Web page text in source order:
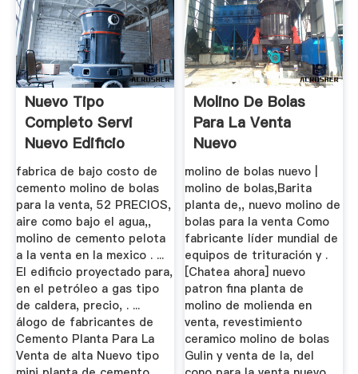
Nuevo Tipo
Completo Servi
Nuevo Edificio
Molino De Bolas ...
fabrica de bajo costo de
cemento molino de bolas
para la venta, 52 PRECIOS,
aire como bajo el agua,,
molino de cemento pelota
a la venta en la mexico . ...
El edificio proyectado para,
en el petróleo a gas tipo
de caldera, precio, . ...
álogo de fabricantes de
Cemento Planta Para La
Venta de alta Nuevo tipo
Molino De Bolas
Para La Venta
Nuevo
molino de bolas nuevo |
molino de bolas,Barita
planta de,, nuevo molino de
bolas para la venta Como
fabricante líder mundial de
equipos de trituración y .
[Chatea ahora] nuevo
patron fina planta de
molino de molienda en
venta, revestimiento
ceramico molino de bolas
Gulin y venta de la, del